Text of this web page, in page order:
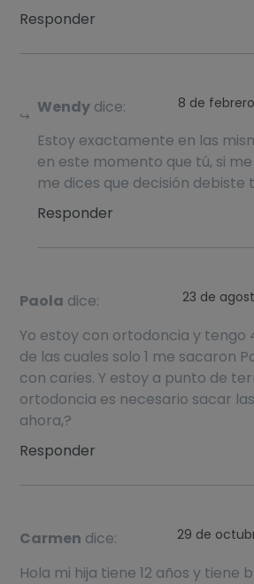
Responder
Wendy dice: 8 de
Estoy exactamente en las
en este momento que tú, si
me dices que decisión debiste
Responder
Paola dice: 23 de
Yo estoy con ortodoncia y tengo
de las cuales solo 1 me sacaron
con caries. Y estoy a punto de
ortodoncia es necesario sacar
ahora,?
Responder
Carmen dice: 29 de
Hola mi hija tiene 12 años y tiene